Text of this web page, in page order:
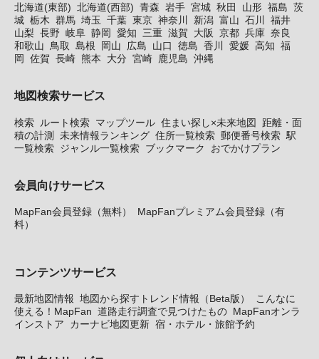
北海道(東部) 北海道(西部) 青森 岩手 宮城 秋田 山形 福島 茨
城 栃木 群馬 埼玉 千葉 東京 神奈川 新潟 富山 石川
福井
山梨 長野 岐阜 静岡 愛知 三重 滋賀 大阪 京都 兵庫 奈良
和歌山
鳥取 島根 岡山 広島 山口 徳島 香川 愛媛 高知 福
岡
佐賀 長崎 熊本 大分 宮崎 鹿児島 沖縄
地図検索サービス
検索 ルート検索 マップツール 住まい探し×未来地図
距離・面
積の計測
未来情報ランキング 住所一覧検索 郵便番号検索 駅
一覧検索 ジャンル一覧検索 ブックマーク おでかけプラン
会員向けサービス
MapFan会員登録（無料）
MapFanプレミアム会員登録（有
料）
コンテンツサービス
最新地図情報 地図から探すトレンド情報（Beta版）
こんなに
使える！MapFan 道路走行調査で見つけたもの MapFanオンラ
インストア
カーナビ地図更新 宿・ホテル・旅館予約